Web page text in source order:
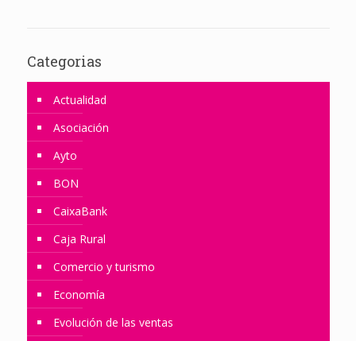
Categorias
Actualidad
Asociación
Ayto
BON
CaixaBank
Caja Rural
Comercio y turismo
Economía
Evolución de las ventas